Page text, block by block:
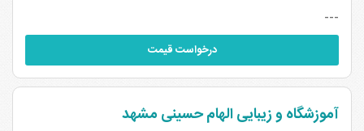
---
درخواست قیمت
آموزشگاه و زیبایی الهام حسینی مشهد